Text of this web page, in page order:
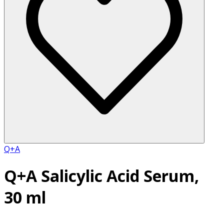
Q+A
Q+A Salicylic Acid Serum,
30 ml